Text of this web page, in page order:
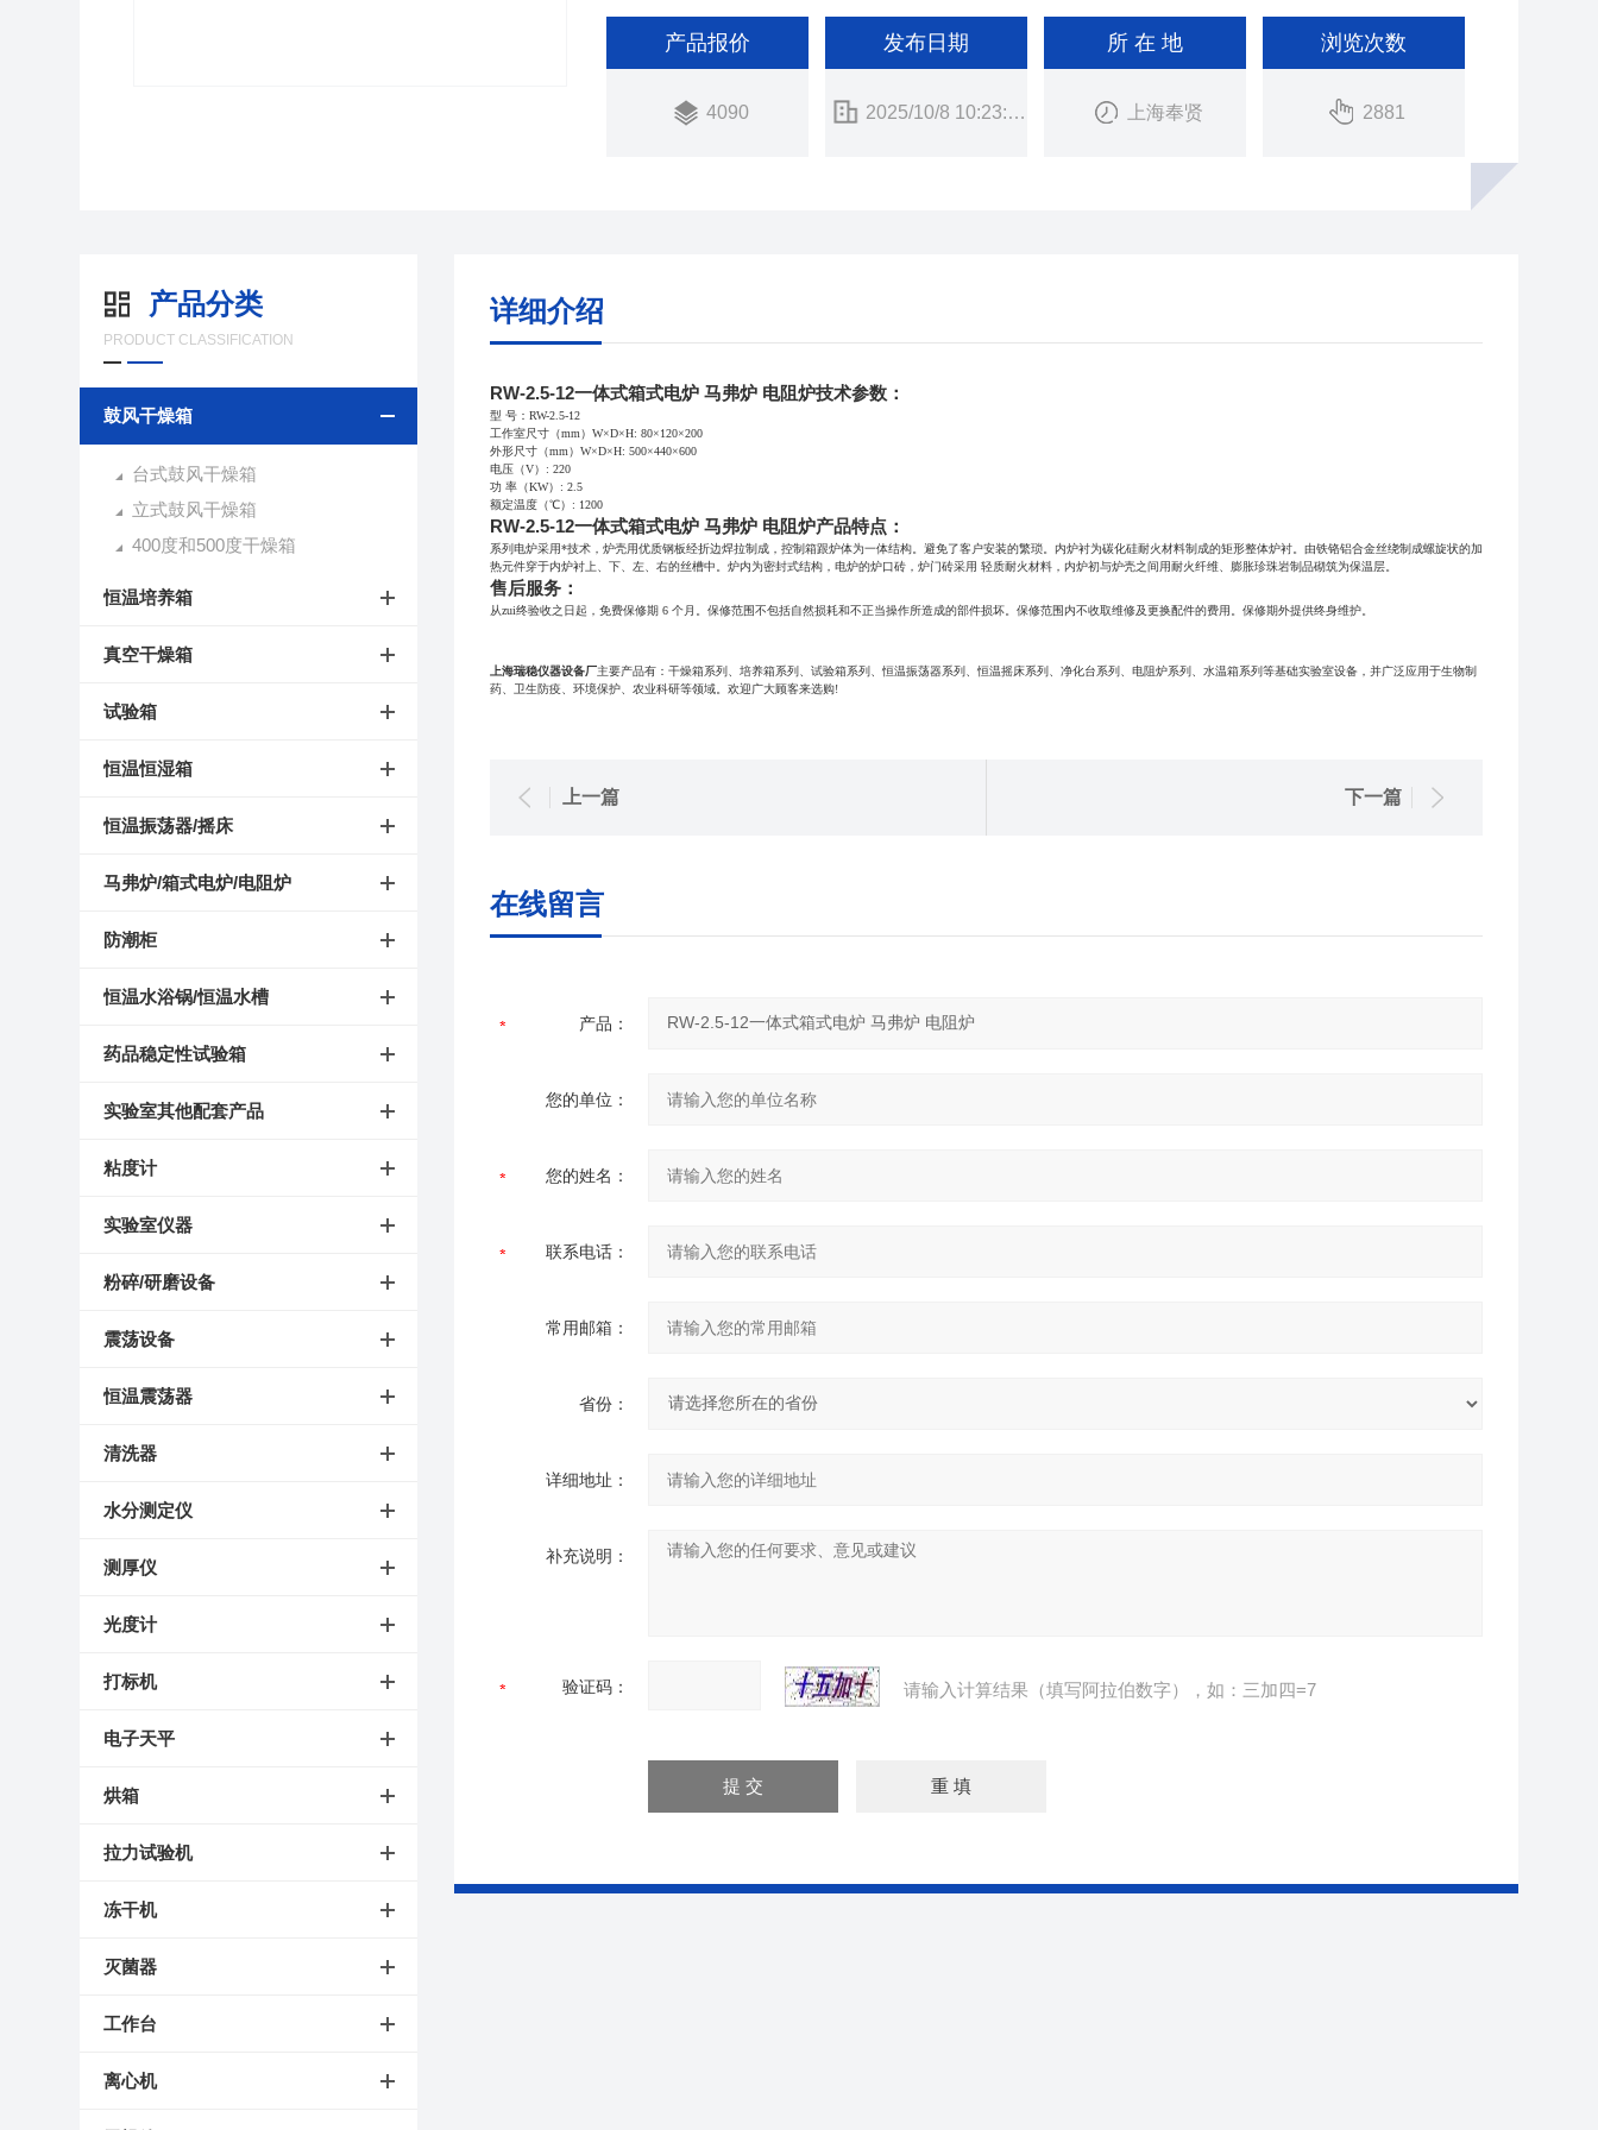
产品报价
4090
发布日期
2025/10/8 10:23:58
所 在 地
上海奉贤
浏览次数
2881
产品分类
PRODUCT CLASSIFICATION
鼓风干燥箱
台式鼓风干燥箱
立式鼓风干燥箱
400度和500度干燥箱
恒温培养箱
真空干燥箱
试验箱
恒温恒湿箱
恒温振荡器/摇床
马弗炉/箱式电炉/电阻炉
防潮柜
恒温水浴锅/恒温水槽
药品稳定性试验箱
实验室其他配套产品
粘度计
实验室仪器
粉碎/研磨设备
震荡设备
恒温震荡器
清洗器
水分测定仪
测厚仪
光度计
打标机
电子天平
烘箱
拉力试验机
冻干机
灭菌器
工作台
离心机
详细介绍
RW-2.5-12一体式箱式电炉 马弗炉 电阻炉技术参数：
型 号：RW-2.5-12
工作室尺寸（mm）W×D×H: 80×120×200
外形尺寸（mm）W×D×H: 500×440×600
电压（V）: 220
功 率（KW）: 2.5
额定温度（℃）: 1200
RW-2.5-12一体式箱式电炉 马弗炉 电阻炉产品特点：
系列电炉采用*技术，炉壳用优质钢板经折边焊拉制成，控制箱跟炉体为一体结构。避免了客户安装的繁琐。内炉衬为碳化硅耐火材料制成的矩形整体炉衬。由铁铬铝合金丝绕制成螺旋状的加
热元件穿于内炉衬上、下、左、右的丝槽中。炉内为密封式结构，电炉的炉口砖，炉门砖采用 轻质耐火材料，内炉初与炉壳之间用耐火纤维、膨胀珍珠岩制品砌筑为保温层。
售后服务：
从zui终验收之日起，免费保修期 6 个月。保修范围不包括自然损耗和不正当操作所造成的部件损坏。保修范围内不收取维修及更换配件的费用。保修期外提供终身维护。
上海瑞稳仪器设备厂主要产品有：干燥箱系列、培养箱系列、试验箱系列、恒温振荡器系列、恒温摇床系列、净化台系列、电阻炉系列、水温箱系列等基础实验室设备，并广泛应用于生物制
药、卫生防疫、环境保护、农业科研等领域。欢迎广大顾客来选购!
上一篇 下一篇
在线留言
产品：
您的单位：
您的姓名：
联系电话：
常用邮箱：
省份：
详细地址：
补充说明：
验证码： 请输入计算结果（填写阿拉伯数字），如：三加四=7